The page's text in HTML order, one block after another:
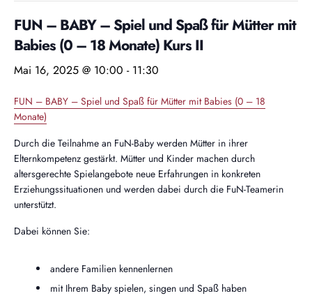
FUN – BABY – Spiel und Spaß für Mütter mit
Babies (0 – 18 Monate) Kurs II
Mai 16, 2025 @ 10:00 - 11:30
FUN – BABY – Spiel und Spaß für Mütter mit Babies (0 – 18
Monate)
Durch die Teilnahme an FuN-Baby werden Mütter in ihrer
Elternkompetenz gestärkt. Mütter und Kinder machen durch
altersgerechte Spielangebote neue Erfahrungen in konkreten
Erziehungssituationen und werden dabei durch die FuN-Teamerin
unterstützt.
Dabei können Sie:
andere Familien kennenlernen
mit Ihrem Baby spielen, singen und Spaß haben